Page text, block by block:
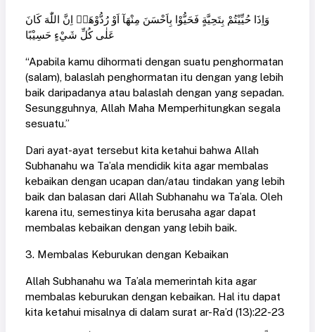
وَاِذَا حُيِّيْتُمْ بِتَحِيَّةٍ فَحَيُّوْا بِاَحْسَنَ مِنْهَآ اَوْ رُدُّوْهَاۗ اِنَّ اللّٰهَ كَانَ
عَلٰى كُلِّ شَيْءٍ حَسِيْبًا
“Apabila kamu dihormati dengan suatu penghormatan
(salam), balaslah penghormatan itu dengan yang lebih
baik daripadanya atau balaslah dengan yang sepadan.
Sesungguhnya, Allah Maha Memperhitungkan segala
sesuatu.”
Dari ayat-ayat tersebut kita ketahui bahwa Allah
Subhanahu wa Ta’ala mendidik kita agar membalas
kebaikan dengan ucapan dan/atau tindakan yang lebih
baik dan balasan dari Allah Subhanahu wa Ta’ala. Oleh
karena itu, semestinya kita berusaha agar dapat
membalas kebaikan dengan yang lebih baik.
3. Membalas Keburukan dengan Kebaikan
Allah Subhanahu wa Ta’ala memerintah kita agar
membalas keburukan dengan kebaikan. Hal itu dapat
kita ketahui misalnya di dalam surat ar-Ra’d (13):22-23